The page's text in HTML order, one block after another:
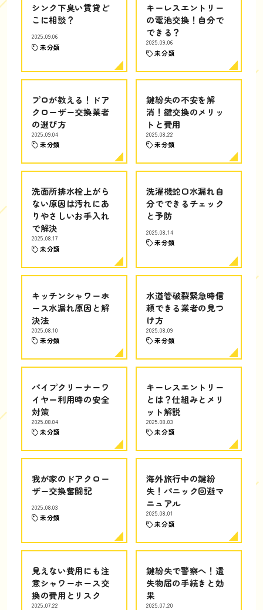
シンク下臭い賃貸ど
こに相談？
2025.09.06
未分類
キーレスエントリー
の電池交換！自分で
できる？
2025.09.06
未分類
プロが教える！ドア
クローザー交換業者
の選び方
2025.09.04
未分類
鍵紛失の不安を解
消！鍵交換のメリッ
トと費用
2025.08.22
未分類
洗面所排水栓上がら
ない原因は汚れにあ
りやさしいお手入れ
で解決
2025.08.17
未分類
洗濯機蛇口水漏れ自
分でできるチェック
と予防
2025.08.14
未分類
キッチンシャワーホ
ース水漏れ原因と解
決法
2025.08.10
未分類
水道管破裂緊急時信
頼できる業者の見つ
け方
2025.08.09
未分類
パイプクリーナーワ
イヤー利用時の安全
対策
2025.08.04
未分類
キーレスエントリー
とは？仕組みとメリ
ット解説
2025.08.03
未分類
我が家のドアクロー
ザー交換奮闘記
2025.08.03
未分類
海外旅行中の鍵紛
失！パニック回避マ
ニュアル
2025.08.01
未分類
見えない費用にも注
意シャワーホース交
換の費用とリスク
2025.07.22
鍵紛失で警察へ！遺
失物届の手続きと効
果
2025.07.20